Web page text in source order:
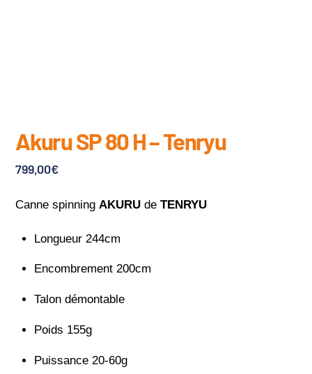
Akuru SP 80 H – Tenryu
799,00€
Canne spinning AKURUde TENRYU
Longueur 244cm
Encombrement 200cm
Talon démontable
Poids 155g
Puissance 20-60g